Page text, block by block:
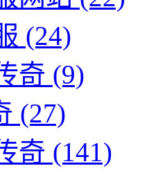
(24)
奇 (9)
(27)
奇 (141)